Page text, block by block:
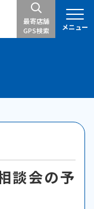
最寄店舗
GPS検索
談会の予
メニュー